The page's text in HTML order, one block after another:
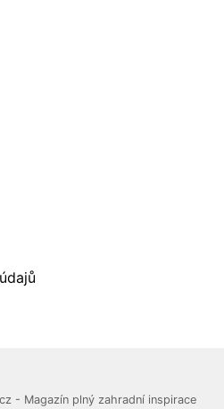
- Magazín plný zahradní inspirace